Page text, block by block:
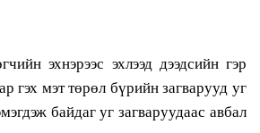
эхнэрээс эхлээд дээдсийн гэр
гэх мэт төрөл бүрийн загварууд уг
байдаг уг загваруудаас авбал